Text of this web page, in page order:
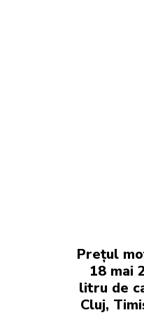
Prețul
18 mai
litru de
Cluj,